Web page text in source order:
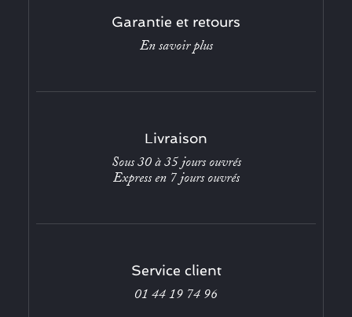
Garantie et retours
En savoir plus
Livraison
Sous 30 à 35 jours ouvrés
Express en 7 jours ouvrés
Service client
01 44 19 74 96